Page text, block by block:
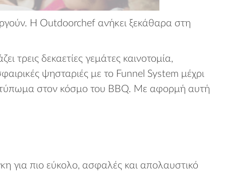
Η Outdoorchef ανήκει ξεκάθαρα στη
τρεις δεκαετίες γεμάτες καινοτομία,
ψησταριές με το Funnel System μέχρι
στον κόσμο του BBQ. Με αφορμή αυτή
για πιο εύκολο, ασφαλές και απολαυστικό